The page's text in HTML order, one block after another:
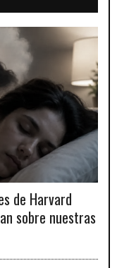
de Harvard
sobre nuestras